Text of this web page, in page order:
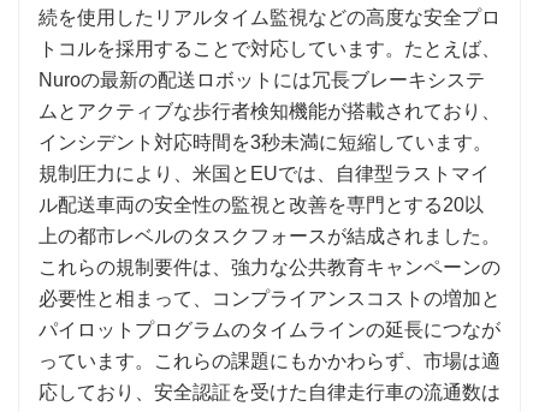
続を使用したリアルタイム監視などの高度な安全プロ
トコルを採用することで対応しています。たとえば、
Nuroの最新の配送ロボットには冗長ブレーキシステ
ムとアクティブな歩行者検知機能が搭載されており、
インシデント対応時間を3秒未満に短縮しています。
規制圧力により、米国とEUでは、自律型ラストマイ
ル配送車両の安全性の監視と改善を専門とする20以
上の都市レベルのタスクフォースが結成されました。
これらの規制要件は、強力な公共教育キャンペーンの
必要性と相まって、コンプライアンスコストの増加と
パイロットプログラムのタイムラインの延長につなが
っています。これらの課題にもかかわらず、市場は適
応しており、安全認証を受けた自律走行車の流通数は